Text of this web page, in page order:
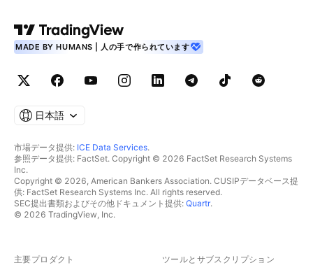
MADE BY HUMANS | 人の手で作られています
日本語
市場データ提供: ICE Data Services.
参照データ提供: FactSet. Copyright © 2026 FactSet Research Systems
Inc.
Copyright © 2026, American Bankers Association. CUSIPデータベース提
供: FactSet Research Systems Inc. All rights reserved.
SEC提出書類およびその他ドキュメント提供: Quartr.
© 2026 TradingView, Inc.
主要プロダクト ツールとサブスクリプション